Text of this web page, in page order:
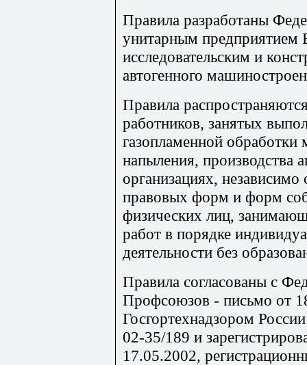
Правила разработаны
унитарным предприятием
исследовательским и
автогенного
Правила
работников, занятых
газопламенной обработки
напыления, производства
организациях,
правовых форм и форм
физических лиц,
работ в порядке
деятельности без
Правила согласованы с
Профсоюзов - письмо от
Госгортехнадзором
02-35/189 и
17.05.2002,